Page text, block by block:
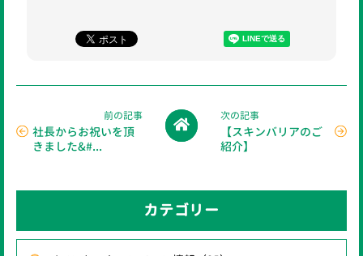
前の記事
社長からお祝いを頂
きました&#...
次の記事
【スキンバリアのご
紹介】
カテゴリー